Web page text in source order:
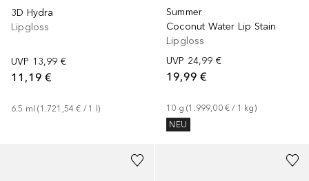
3D Hydra
Lipgloss
UVP 13,99 €
11,19 €
6.5 ml (1.721,54 € / 1 )
Summer
Coconut Water Lip Stain
Lipgloss
UVP 24,99 €
19,99 €
10 g (1.999,00 € / 1 kg)
NEU+